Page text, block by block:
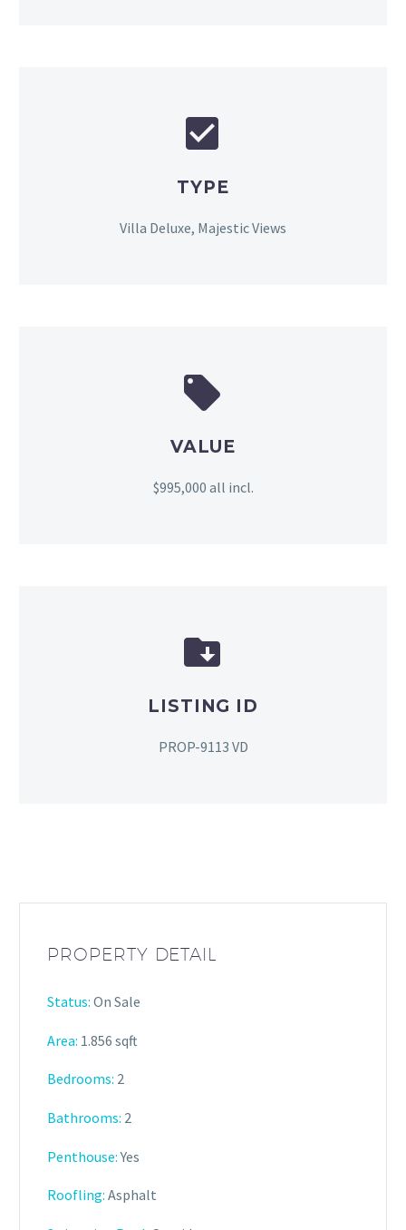


TYPE
Villa Deluxe, Majestic Views


VALUE
$995,000 all incl.


LISTING ID
PROP-9113 VD
PROPERTY DETAIL
Status: On Sale
Area: 1.856 sqft
Bedrooms: 2
Bathrooms: 2
Penthouse:Yes
Roofling: Asphalt